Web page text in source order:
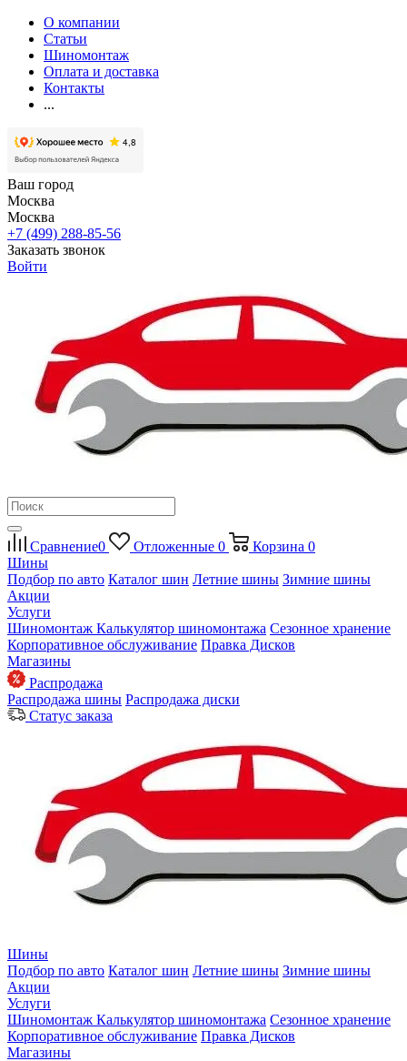
О компании
Статьи
Шиномонтаж
Оплата и доставка
Контакты
...
Ваш город
Москва
Москва
+7 (499) 288-85-56
Заказать звонок
Войти
Сравнение0 Отложенные 0 Корзина 0
Шины
Подбор по авто Каталог шин Летние шины Зимние шины
Акции
Услуги
Шиномонтаж Калькулятор шиномонтажа Сезонное хранение
Корпоративное обслуживание Правка Дисков
Магазины
Распродажа
Распродажа шины Распродажа диски
Статус заказа
Шины
Подбор по авто Каталог шин Летние шины Зимние шины
Акции
Услуги
Шиномонтаж Калькулятор шиномонтажа Сезонное хранение
Корпоративное обслуживание Правка Дисков
Магазины